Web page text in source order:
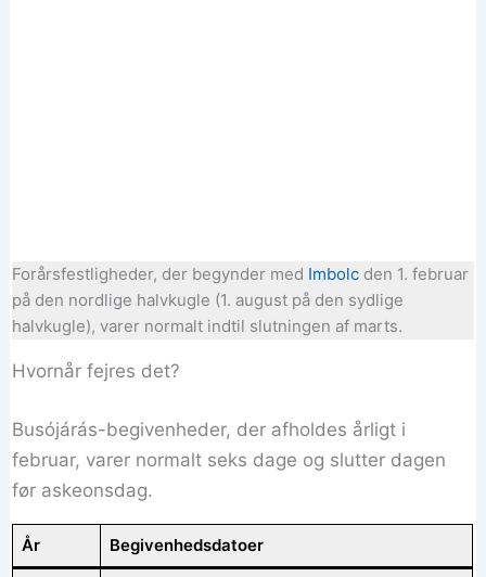
Forårsfestligheder, der begynder med Imbolc den 1. februar
på den nordlige halvkugle (1. august på den sydlige
halvkugle), varer normalt indtil slutningen af marts.
Hvornår fejres det?
Busójárás-begivenheder, der afholdes årligt i
februar, varer normalt seks dage og slutter dagen
før askeonsdag.
År Begivenhedsdatoer